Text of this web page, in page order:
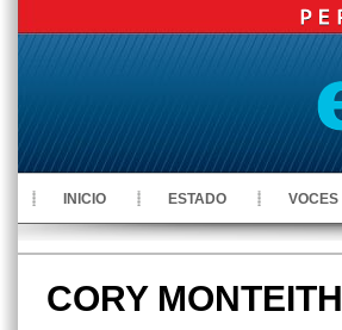
INICIO ESTADO VOCES
CORY MONTEITH